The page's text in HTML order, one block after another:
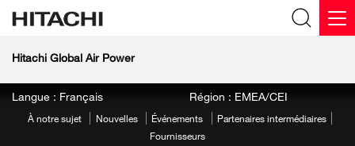
Hitachi Global Air Power
Langue : Français Région : EMEA/CEI
À notre sujet Nouvelles Événements
Partenaires intermédiaires
Fournisseurs